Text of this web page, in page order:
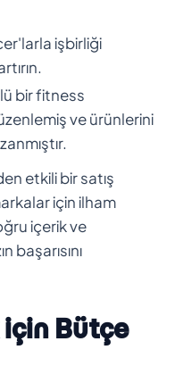
işbirliği
bir fitness
ve ürünlerini
etkili bir satış
için ilham
içerik ve
başarısını
Bütçe